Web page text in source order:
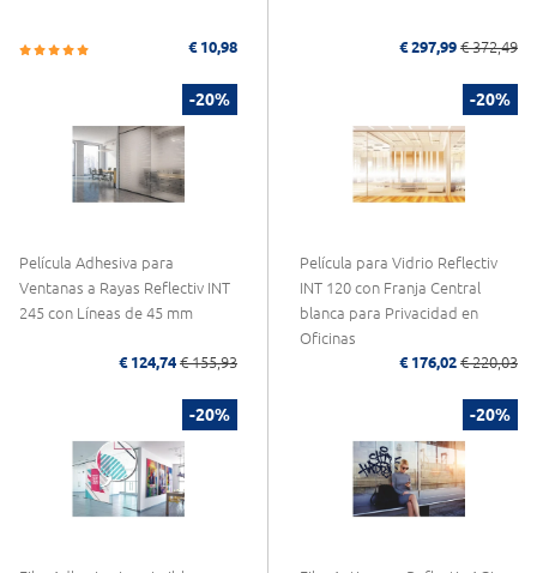
€ 10,98 € 297,99 € 372,49
-20%
Película Adhesiva para
Ventanas a Rayas Reflectiv INT
245 con Líneas de 45 mm
€ 124,74 € 155,93
-20%
Película para Vidrio Reflectiv
INT 120 con Franja Central
blanca para Privacidad en
Oficinas
€ 176,02 € 220,03
-20% -20%